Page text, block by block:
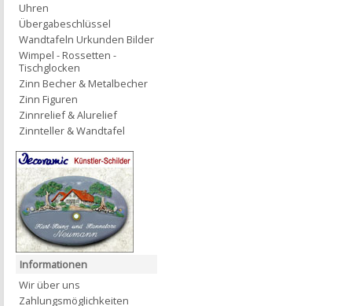
Uhren
Übergabeschlüssel
Wandtafeln Urkunden Bilder
Wimpel - Rossetten -
Tischglocken
Zinn Becher & Metalbecher
Zinn Figuren
Zinnrelief & Alurelief
Zinnteller & Wandtafel
Informationen
Wir über uns
Zahlungsmöglichkeiten